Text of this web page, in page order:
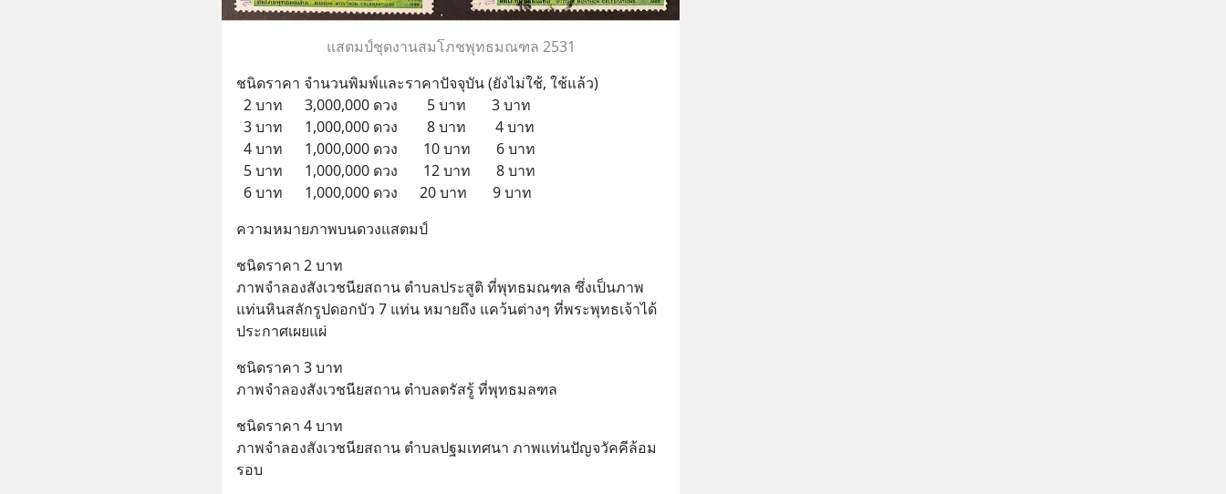
แสตมป์ชุดงานสมโภชพุทธมณฑล 2531
ชนิดราคา จำนวนพิมพ์และราคาปัจจุบัน (ยังไม่ใช้, ใช้แล้ว)
  2 บาท      3,000,000 ดวง        5 บาท       3 บาท
  3 บาท      1,000,000 ดวง        8 บาท        4 บาท
  4 บาท      1,000,000 ดวง       10 บาท       6 บาท
  5 บาท      1,000,000 ดวง       12 บาท       8 บาท
  6 บาท      1,000,000 ดวง      20 บาท       9 บาท
ความหมายภาพบนดวงแสตมป์
ชนิดราคา 2 บาท
ภาพจำลองสังเวชนียสถาน ตำบลประสูติ ที่พุทธมณฑล ซึ่งเป็นภาพ
แท่นหินสลักรูปดอกบัว 7 แท่น หมายถึง แคว้นต่างๆ ที่พระพุทธเจ้าได้
ประกาศเผยแผ่
ชนิดราคา 3 บาท
ภาพจำลองสังเวชนียสถาน ตำบลตรัสรู้ ที่พุทธมลฑล
ชนิดราคา 4 บาท
ภาพจำลองสังเวชนียสถาน ตำบลปฐมเทศนา ภาพแท่นปัญจวัคคีล้อม
รอบ